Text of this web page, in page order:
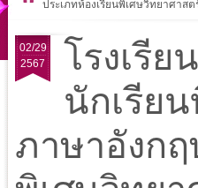
ประเภทห้องเรียนพิเศษวิทยาศาส
02/29
2567
โรงเรี
นักเรีย
ภาษาอังกฤ